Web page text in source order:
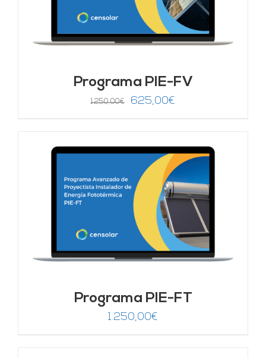
Programa PIE-FV
1.250,00€
El
era:
1.250,00€.
625,00€
es:
625,00€.
Programa PIE-FT
1.250,00€